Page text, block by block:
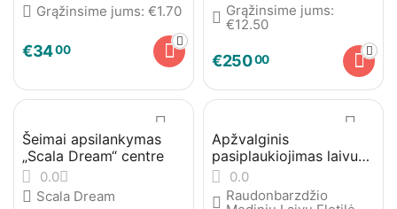
Grąžinsime jums: €1.70
€3400
Grąžinsime jums:
€12.50
€25000
Šeimai apsilankymas
„Scala Dream“ centre
0.0
Scala Dream
Apžvalginis
pasiplaukiojimas laivu
„Liudvikas“ Nemuno
kilpomis
0.0
Raudonbarzdžio